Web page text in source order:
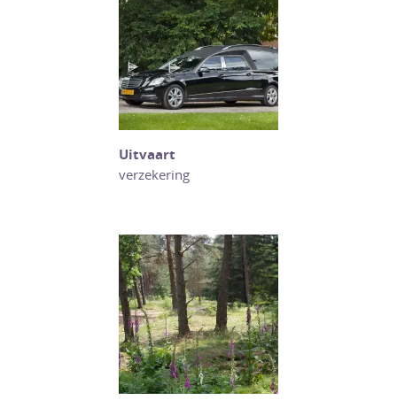
Uitvaart
verzekering